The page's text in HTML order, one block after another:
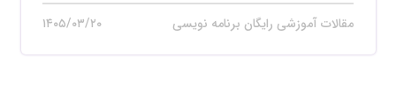
مقالات آموزشی رایگان برنامه نویسی ۱۴۰۵/۰۳/۲۰